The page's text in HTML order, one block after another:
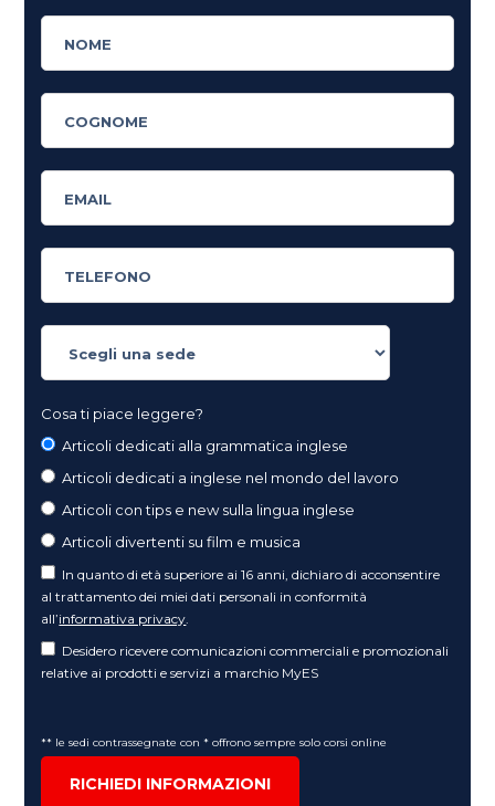
Cosa ti piace leggere?
Articoli dedicati alla grammatica inglese
Articoli dedicati a inglese nel mondo del lavoro
Articoli con tips e new sulla lingua inglese
Articoli divertenti su film e musica
In quanto di età superiore ai 16 anni, dichiaro di acconsentire
al trattamento dei miei dati personali in conformità
all’informativa privacy
Desidero ricevere comunicazioni commerciali e promozionali
relative ai prodotti e servizi a marchio MyES
** le sedi contrassegnate con * offrono sempre solo corsi online
RICHIEDI INFORMAZIONI